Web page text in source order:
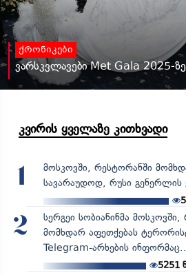
ქრონიკები
ვარსკვლავები Met Gala 2025-
კვირის ყველაზე კითხვადი
1
მოსკოვში, რესტორანში
სავარაუდოდ, რუსი
2
სერგეი სობიანინმა
მომხდარ აფეთქებას
Telegram-არხების
5251